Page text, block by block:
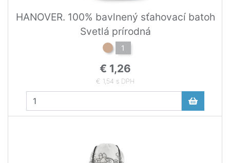
HANOVER. 100% bavlnený sťahovací batoh
Svetlá prírodná
1
€ 1,26
€ 1,54 s DPH